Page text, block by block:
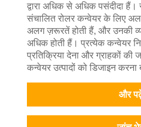
द्वारा अधिक से अधिक पसंदीदा
संचालित रोलर कन्वेयर के लिए
अलग ज़रूरतें होती हैं, और उनकी
अधिक होती हैं। प्रत्येक कन्वेयर
प्रतिक्रिया देना और ग्राहकों की
कन्वेयर उत्पादों को डिजाइन करना
और